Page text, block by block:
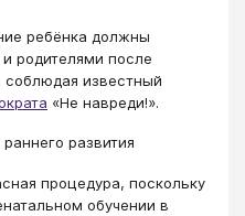
ребёнка должны
родителями после
соблюдая известный
«Не навреди!».
развития
процедура, поскольку
обучении в